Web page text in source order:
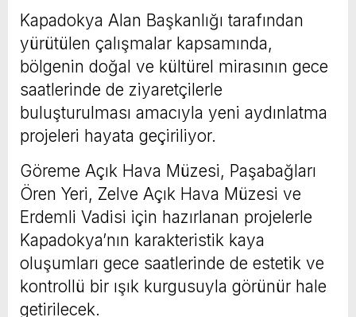
Kapadokya Alan Başkanlığı tarafından
yürütülen çalışmalar kapsamında,
bölgenin doğal ve kültürel mirasının gece
saatlerinde de ziyaretçilerle
buluşturulması amacıyla yeni aydınlatma
projeleri hayata geçiriliyor.
Göreme Açık Hava Müzesi, Paşabağları
Ören Yeri, Zelve Açık Hava Müzesi ve
Erdemli Vadisi için hazırlanan projelerle
Kapadokya’nın karakteristik kaya
oluşumları gece saatlerinde de estetik ve
kontrollü bir ışık kurgusuyla görünür hale
getirilecek.